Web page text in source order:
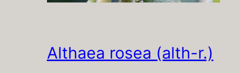
Althaea rosea (alth-r.)